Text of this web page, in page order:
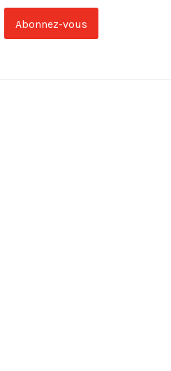
mail
Abonnez-vous